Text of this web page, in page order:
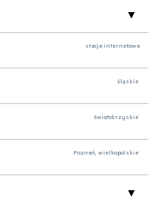
stacja internetowa
śląskie
świętokrzyskie
Poznań, wielkopolskie